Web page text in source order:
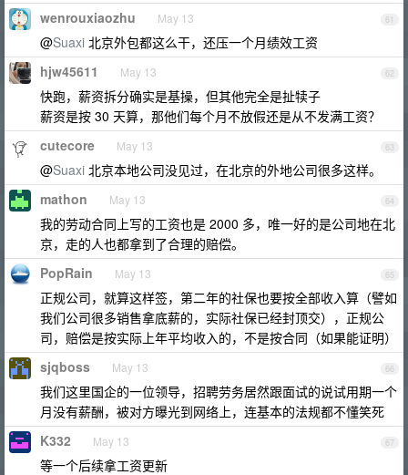
61
wenrouxiaozhu May 13
@Suaxi 北京外包都这么干，还压一个月绩效工资
62
hjw45611 May 13
快跑，薪资拆分确实是基操，但其他完全是扯犊子
薪资是按 30 天算，那他们每个月不放假还是从不发满工资？
63
cutecore May 13
@Suaxi 北京本地公司没见过，在北京的外地公司很多这样。
64
mathon May 13
我的劳动合同上写的工资也是 2000 多，唯一好的是公司地在北
京，走的人也都拿到了合理的赔偿。
65
PopRain May 13
正规公司，就算这样签，第二年的社保也要按全部收入算（譬如
我们公司很多销售拿底薪的，实际社保已经封顶交），正规公
司，赔偿是按实际上年平均收入的，不是按合同（如果能证明）
66
sjqboss May 13
我们这里国企的一位领导，招聘劳务居然跟面试的说试用期一个
月没有薪酬，被对方曝光到网络上，连基本的法规都不懂笑死
67
K332 May 13
等一个后续拿工资更新